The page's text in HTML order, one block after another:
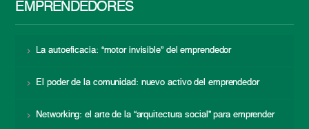
EMPRENDEDORES
La autoeficacia: “motor invisible” del emprendedor
El poder de la comunidad: nuevo activo del emprendedor
Networking: el arte de la “arquitectura social” para emprender